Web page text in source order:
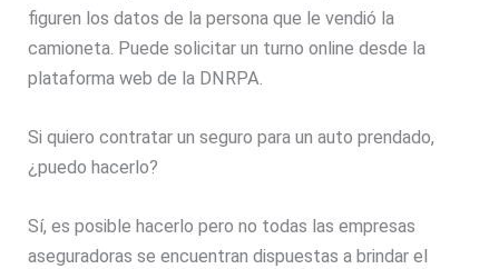
figuren los datos de la persona que le vendió la
camioneta. Puede solicitar un turno online desde la
plataforma web de la DNRPA.
Si quiero contratar un seguro para un auto prendado,
¿puedo hacerlo?
Sí, es posible hacerlo pero no todas las empresas
aseguradoras se encuentran dispuestas a brindar el